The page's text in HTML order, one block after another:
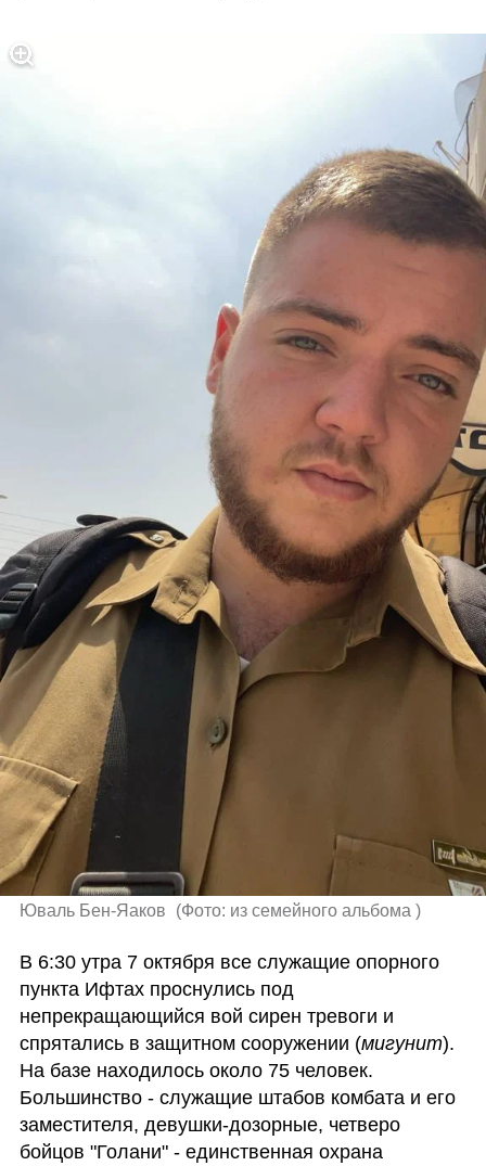
Юваль Бен-Яаков (Фото: из семейного альбома )
В 6:30 утра 7 октября все служащие опорного
пункта Ифтах проснулись под
непрекращающийся вой сирен тревоги и
спрятались в защитном сооружении (мигунит).
На базе находилось около 75 человек.
Большинство - служащие штабов комбата и его
заместителя, девушки-дозорные, четверо
бойцов "Голани" - единственная охрана